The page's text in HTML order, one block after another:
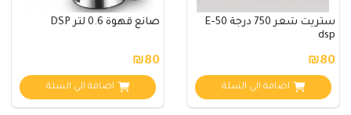
ستريت شعر 750 درجة E-50
dsp
₪80
اضافة الي السلة
صانع قهوة 0.6 لتر DSP
₪80
اضافة الي السلة